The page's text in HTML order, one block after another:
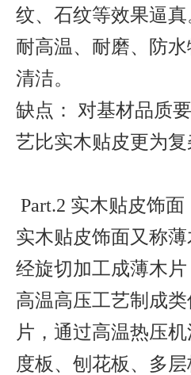
纹、石纹等效果逼真
耐高温、耐磨、防
清洁。
缺点： 对基材品质
艺比实木贴皮更为复
Part.2 实木贴皮饰面
实木贴皮饰面又称
经旋切加工成薄木片
高温高压工艺制成
片，通过高温热压
度板、刨花板、多